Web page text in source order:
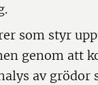
som styr
genom att
av grödor